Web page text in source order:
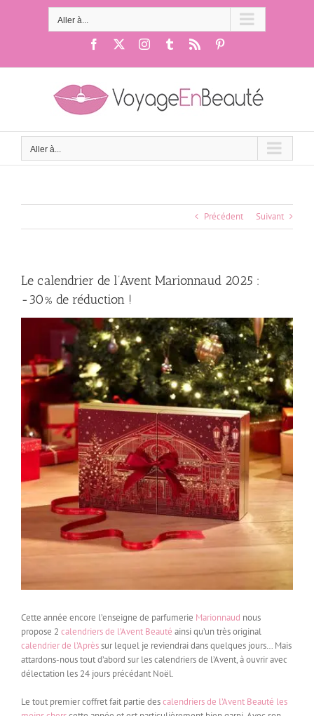
Aller à...
Facebook Instagram
Tumblr
Aller à...
Précédent Suivant
Le calendrier de l’Avent Marionnaud 2025 :
-30% de réduction !
Cette année encore l’enseigne de parfumerie Marionnaud nous
propose 2 calendriers de l’Avent Beauté ainsi qu’un très original
calendrier de l’Aprèssur lequel je reviendrai dans quelques jours… Mais
attardons-nous tout d’abord sur les calendriers de l’Avent, à ouvrir avec
délectation les 24 jours précédant Noël.
Le tout premier coffret fait partie descalendriers de l’Avent Beauté les